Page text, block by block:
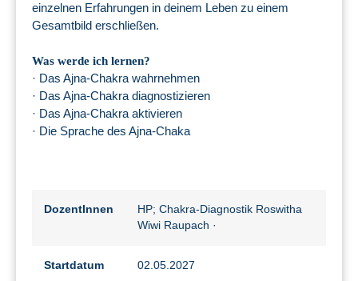
einzelnen Erfahrungen in deinem Leben zu einem
Gesamtbild erschließen.
Was werde ich lernen?
· Das Ajna-Chakra wahrnehmen
· Das Ajna-Chakra diagnostizieren
· Das Ajna-Chakra aktivieren
· Die Sprache des Ajna-Chaka
DozentInnen
HP; Chakra-Diagnostik Roswitha
Wiwi Raupach ·
Startdatum 02.05.2027